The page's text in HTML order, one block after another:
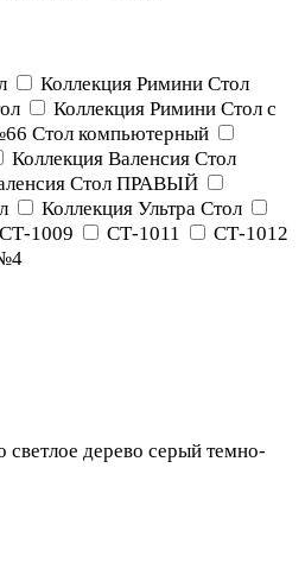
Коллекция Римини Стол
Коллекция Римини Стол с
Стол компьютерный
Коллекция Валенсия Стол
Стол ПРАВЫЙ
Коллекция Ультра Стол
СТ-1009 СТ-1011
СТ-1012
светлое дерево серый темно-